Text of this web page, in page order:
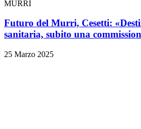
MURRI
Futuro del Murri, Cesetti:
sanitaria, subito una
25 Marzo 2025